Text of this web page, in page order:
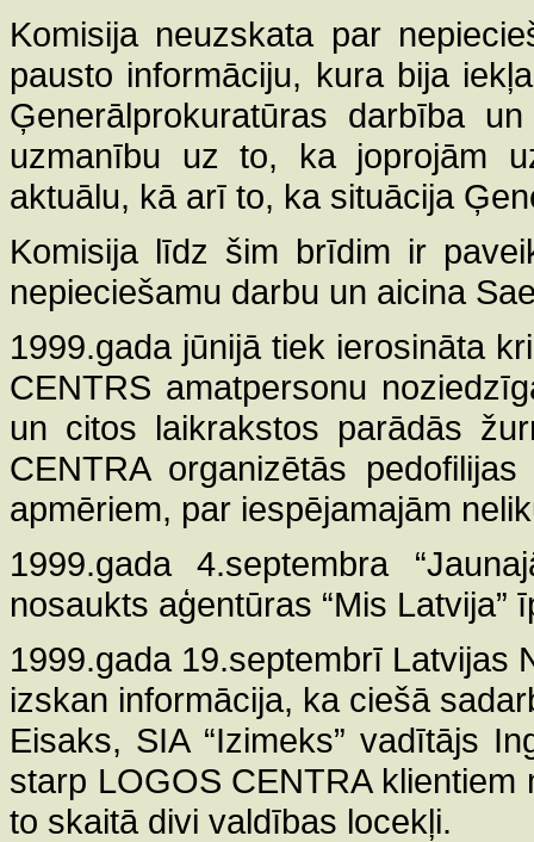
Komisija neuzskata par
pausto informāciju, kura bija
Ģenerālprokuratūras darbība
uzmanību uz to, ka joprojām
aktuālu, kā arī to, ka situācija
Komisija līdz šim brīdim ir
nepieciešamu darbu un aicina
1999.gada jūnijā tiek ierosināta
CENTRS amatpersonu
un citos laikrakstos parādās
CENTRA organizētās
apmēriem, par iespējamajām
1999.gada 4.septembra
nosaukts aģentūras “Mis
1999.gada 19.septembrī Latvijas
izskan informācija, ka ciešā
Eisaks, SIA “Izimeks” vadītājs
starp LOGOS CENTRA
to skaitā divi valdības locekļi.